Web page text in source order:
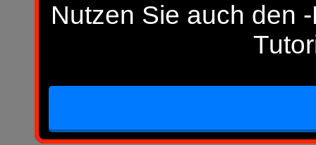
Nutzen Sie auch den